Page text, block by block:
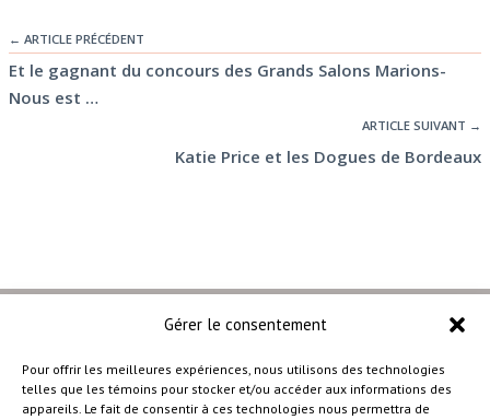
Gérer le consentement
Pour offrir les meilleures expériences, nous utilisons des technologies
telles que les témoins pour stocker et/ou accéder aux informations des
appareils. Le fait de consentir à ces technologies nous permettra de
← ARTICLE PRÉCÉDENT
Et le gagnant du concours des Grands Salons Marions-
Nous est …
ARTICLE SUIVANT →
Katie Price et les Dogues de Bordeaux
–